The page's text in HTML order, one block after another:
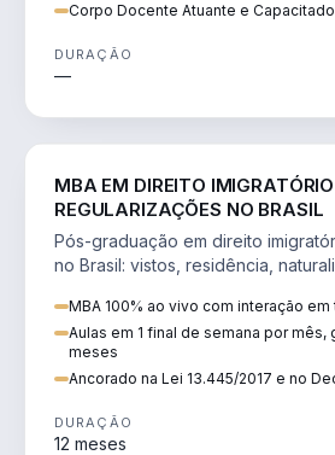
Corpo Docente Atuante e Capacitado
DURAÇÃO
—
MBA EM DIREITO
REGULARIZAÇÕES NO BRASIL
Pós-graduação em direito
no Brasil: vistos, residência,
MBA 100% ao vivo com interação
Aulas em 1 final de semana por mês,
meses
Ancorado na Lei 13.445/2017 e no
DURAÇÃO
12 meses